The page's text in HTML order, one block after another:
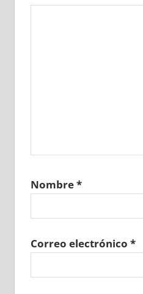
Nombre*
Correo electrónico *